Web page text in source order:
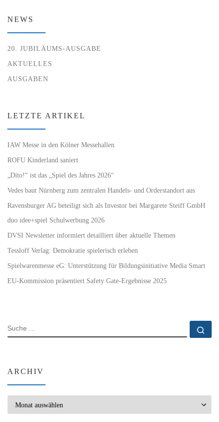
NEWS
20. JUBILÄUMS-AUSGABE
AKTUELLES
AUSGABEN
LETZTE ARTIKEL
IAW Messe in den Kölner Messehallen
ROFU Kinderland saniert
„Dito!“ ist das „Spiel des Jahres 2026“
Vedes baut Nürnberg zum zentralen Handels- und Orderstandort aus
Ravensburger AG beteiligt sich als Investor bei Margarete Steiff GmbH
duo idee+spiel Schulwerbung 2026
DVSI Newsletter informiert detailliert über aktuelle Themen
Tessloff Verlag: Demokratie spielerisch erleben
Spielwarenmesse eG: Unterstützung für Bildungsinitiative Media Smart
EU-Kommission präsentiert Safety Gate-Ergebnisse 2025
SUCHE
ARCHIV